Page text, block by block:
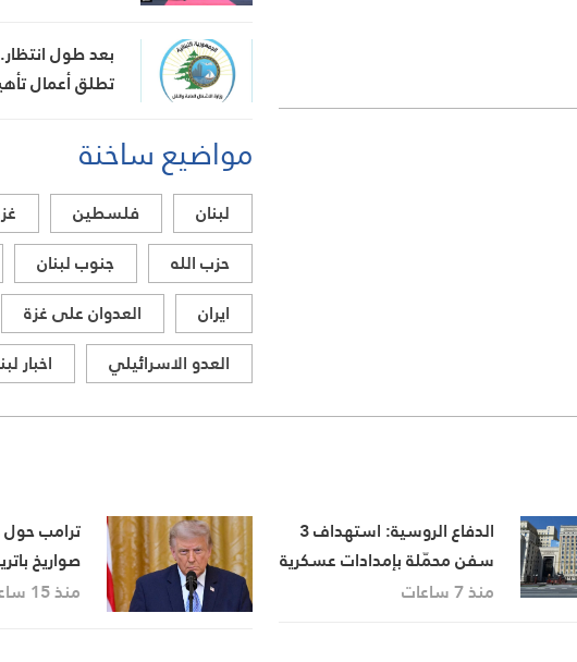
بعد طول
تطلق أعمال
مواضيع ساخنة
لبنان فلسطين
حزب الله
جنوب لبنان
ايران
العدوان على غزة
العدو الاسرائيلي
اخبار
الدفاع الروسية: استهداف 3
سفن محمّلة بإمدادات عسكرية
للجيش الأوكراني في البحر
منذ 7 ساعات
ترامب حول
صواريخ
أيضا
منذ 15 ساعة